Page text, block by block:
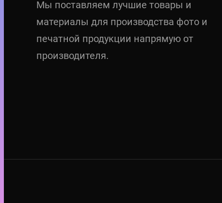
Мы поставляем лучшие товары и
материалы для производства фото и
печатной продукции напрямую от
производителя.